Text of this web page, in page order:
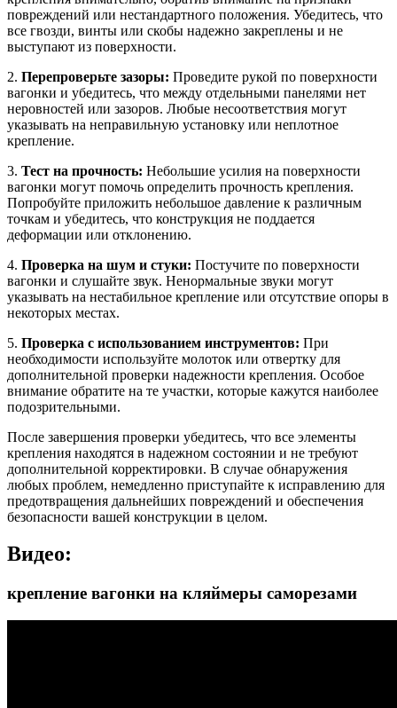
повреждений или нестандартного положения. Убедитесь, что
все гвозди, винты или скобы надежно закреплены и не
выступают из поверхности.
2. Перепроверьте зазоры: Проведите рукой по поверхности
вагонки и убедитесь, что между отдельными панелями нет
неровностей или зазоров. Любые несоответствия могут
указывать на неправильную установку или неплотное
крепление.
3. Тест на прочность: Небольшие усилия на поверхности
вагонки могут помочь определить прочность крепления.
Попробуйте приложить небольшое давление к различным
точкам и убедитесь, что конструкция не поддается
деформации или отклонению.
4. Проверка на шум и стуки: Постучите по поверхности
вагонки и слушайте звук. Ненормальные звуки могут
указывать на нестабильное крепление или отсутствие опоры в
некоторых местах.
5. Проверка с использованием инструментов: При
необходимости используйте молоток или отвертку для
дополнительной проверки надежности крепления. Особое
внимание обратите на те участки, которые кажутся наиболее
подозрительными.
После завершения проверки убедитесь, что все элементы
крепления находятся в надежном состоянии и не требуют
дополнительной корректировки. В случае обнаружения
любых проблем, немедленно приступайте к исправлению для
предотвращения дальнейших повреждений и обеспечения
безопасности вашей конструкции в целом.
Видео:
крепление вагонки на кляймеры саморезами